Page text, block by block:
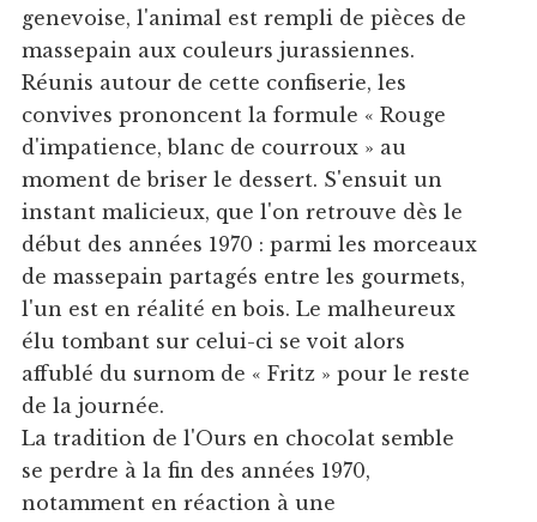
genevoise, l'animal est rempli de pièces de
massepain aux couleurs jurassiennes.
Réunis autour de cette confiserie, les
convives prononcent la formule « Rouge
d'impatience, blanc de courroux » au
moment de briser le dessert. S'ensuit un
instant malicieux, que l'on retrouve dès le
début des années 1970 : parmi les morceaux
de massepain partagés entre les gourmets,
l'un est en réalité en bois. Le malheureux
élu tombant sur celui-ci se voit alors
affublé du surnom de « Fritz » pour le reste
de la journée.
La tradition de l'Ours en chocolat semble
se perdre à la fin des années 1970,
notamment en réaction à une